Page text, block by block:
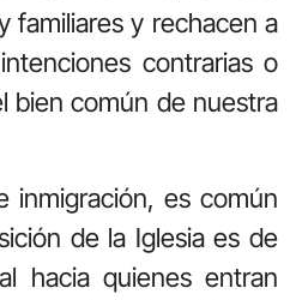
familiares y rechacen a
contrarias o
bien común de nuestra
inmigración, es común
de la Iglesia es de
hacia quienes entran